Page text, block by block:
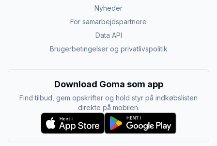
Nyheder
For samarbejdspartnere
Data API
Brugerbetingelser og privatlivspolitik
Download Goma som app
Find tilbud, gem opskrifter og hold styr på indkøbslisten
direkte på mobilen.